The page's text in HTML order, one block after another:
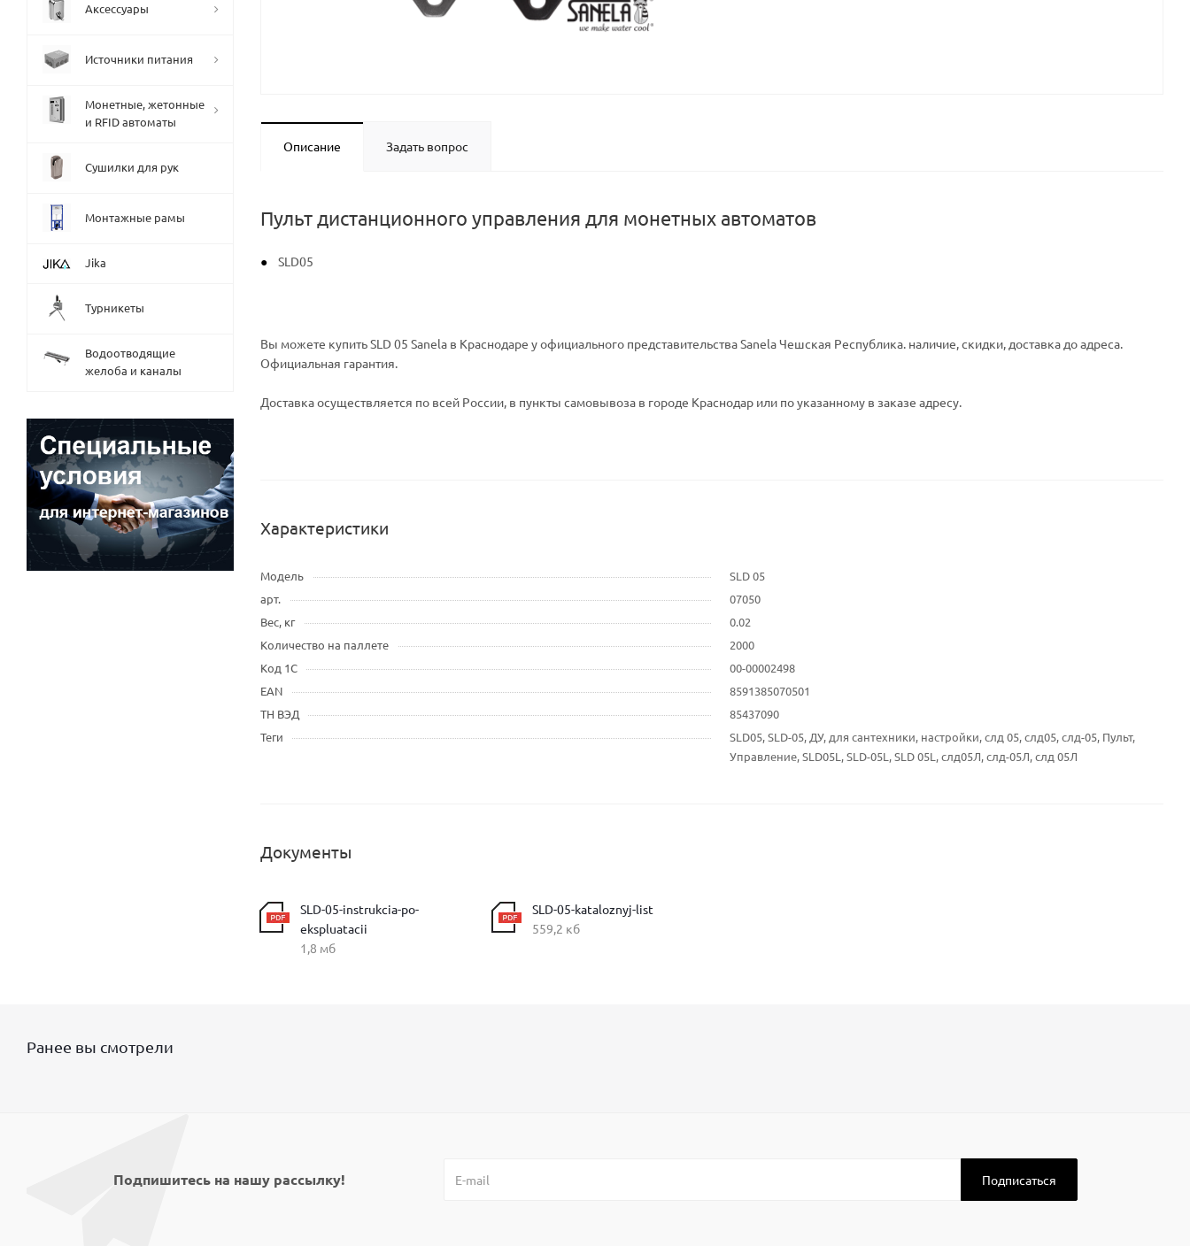
Описание Задать вопрос
Пульт дистанционного управления для монетных автоматов
SLD05
Вы можете купить SLD 05 Sanela в Краснодаре у официального представительства Sanela Чешская Республика. наличие, скидки, доставка до адреса.
Официальная гарантия.
Доставка осуществляется по всей России, в пункты самовывоза в городе Краснодар или по указанному в заказе адресу.
Характеристики
Модель
SLD 05
арт.
07050
Вес, кг
0.02
Количество на паллете
2000
Код 1С
00-00002498
EAN
8591385070501
ТН ВЭД
85437090
Теги
SLD05, SLD-05, ДУ, для сантехники, настройки, слд 05, слд05, слд-05, Пульт,
Управление, SLD05L, SLD-05L, SLD 05L, слд05Л, слд-05Л, слд 05Л
Документы
SLD-05-instrukcia-po-
ekspluatacii
1,8 мб
SLD-05-kataloznyj-list
559,2 кб
Аксессуары
Источники питания
Монетные, жетонные
и RFID автоматы
Сушилки для рук
Монтажные рамы
Jika
Турникеты
Водоотводящие
желоба и каналы
Ранее вы смотрели
Подпишитесь на нашу рассылку!